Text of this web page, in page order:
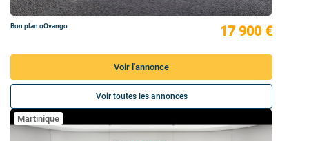
Bon plan oOvango 17 900 €
Voir l'annonce
Voir toutes les annonces
Martinique